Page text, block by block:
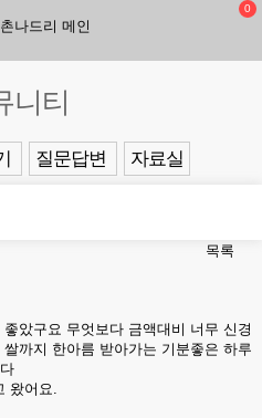
0
니티
질문답변 자료실
목록
았구요 무엇보다 금액대비 너무 신경
까지 한아름 받아가는 기분좋은 하루
왔어요.